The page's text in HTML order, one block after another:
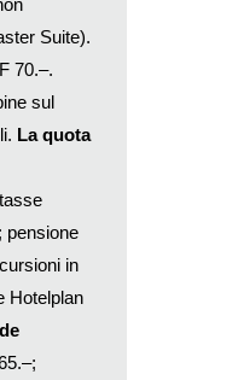
Suite).
70.–.
sul
La quota
pensione
in
Hotelplan